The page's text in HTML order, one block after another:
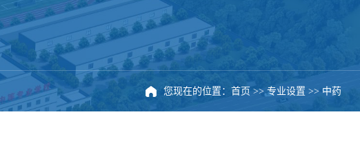
您现在的位置：首页 >>专业设置 >> 中药